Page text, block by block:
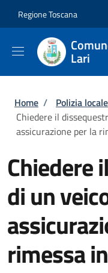
Regione Toscana
Lari
Briciole di
Home / Polizia locale
Chiedere il
assicurazione per la
Chiedere
di un
rimessa